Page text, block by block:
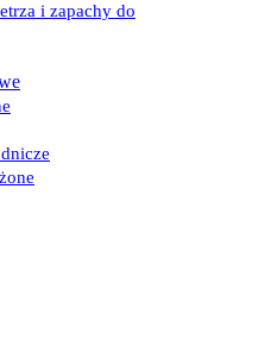
i zapachy do